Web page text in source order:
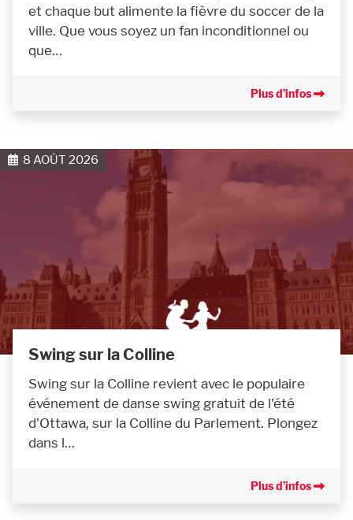
et chaque but alimente la fièvre du soccer de la
ville. Que vous soyez un fan inconditionnel ou
que…
Plus d’infos
8 AOÛT 2026
Swing sur la Colline
Swing sur la Colline revient avec le populaire
événement de danse swing gratuit de l'été
d'Ottawa, sur la Colline du Parlement. Plongez
dans l…
Plus d’infos